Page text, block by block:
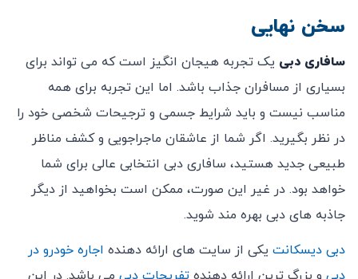
سخن نهایی
سافاری دبی یک تجربه هیجان ‌انگیز است که می ‌تواند برای
بسیاری از مسافران جذاب باشد. اما این تجربه برای همه
مناسب نیست و باید شرایط جسمی و ترجیحات شخصی خود را
در نظر بگیرید. اگر شما از عاشقان ماجراجویی و کشف مناظر
طبیعی جدید هستید، سافاری دبی انتخابی عالی برای شما
خواهد بود. در غیر این صورت، ممکن است بخواهید از دیگر
جاذبه‌ های دبی بهره‌ مند شوید.
دبی دیسکانت یکی از سایت های ارائه دهنده اجاره خودرو در